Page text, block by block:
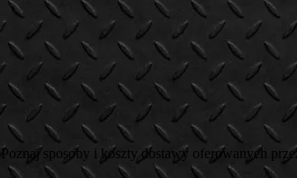
Poznaj sposoby i koszty dostawy oferowanych